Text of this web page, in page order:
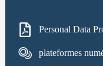
Personal Data
plateformes